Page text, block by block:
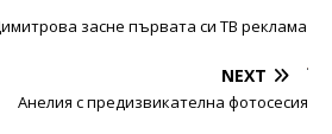
засне първата си ТВ реклама
NEXT
Анелия с предизвикателна фотосесия